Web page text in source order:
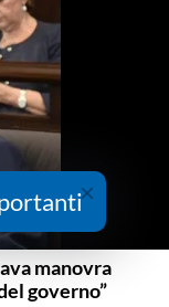
manovra
governo”
×